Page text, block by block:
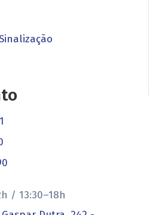
/ 13:30–18h